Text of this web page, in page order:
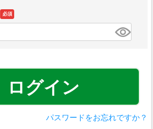
(必
ログイン
パスワードをお忘れですか？